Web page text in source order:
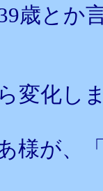
歳とか
変化し
様が、